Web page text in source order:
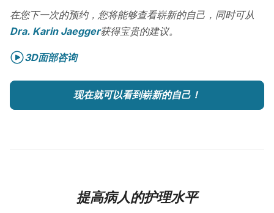
在您下一次的预约，您将能够查看崭新的自己，同时可从
Dra. Karin Jaegger获得宝贵的建议。
3D面部咨询
现在就可以看到崭新的自己！
提高病人的护理水平